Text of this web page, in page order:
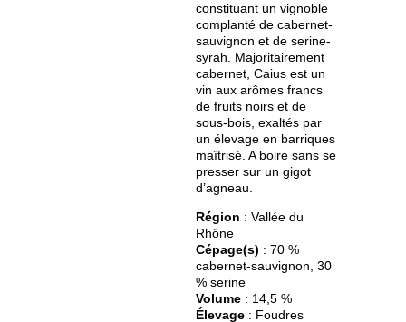
constituant un vignoble
complanté de cabernet-
sauvignon et de serine-
syrah. Majoritairement
cabernet, Caius est un
vin aux arômes francs
de fruits noirs et de
sous-bois, exaltés par
un élevage en barriques
maîtrisé. A boire sans se
presser sur un gigot
d’agneau.
Région : Vallée du
Rhône
Cépage(s) : 70 %
cabernet-sauvignon, 30
% serine
Volume: 14,5 %
Élevage: Foudres